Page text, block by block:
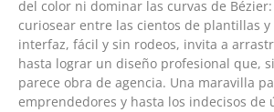
del color ni dominar las curvas de
curiosear entre las cientos de plantillas y
interfaz, fácil y sin rodeos, invita a
hasta lograr un diseño profesional que,
parece obra de agencia. Una maravilla
emprendedores y hasta los indecisos de